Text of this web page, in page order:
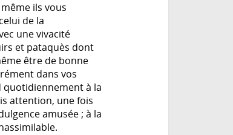
ils vous
de la
une vivacité
et pataquès dont
être de bonne
dans vos
quotidiennement à la
attention, une fois
amusée ; à la